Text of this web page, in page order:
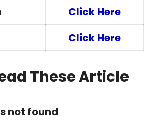
Click Here
Click Here
These Article
not found